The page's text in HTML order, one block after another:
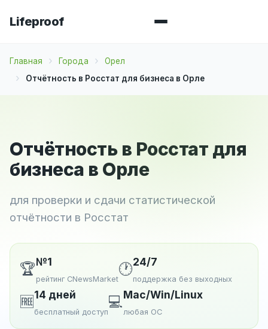
Lifeproof
Главная Города
Орел
Отчётность в Росстат для бизнеса в Орле
Отчётность в Росстат для
бизнеса в Орле
для проверки и сдачи статистической
отчётности в Росстат
🏆№1
рейтинг CNewsMarket
🕐24/7
поддержка без выходных
🆓14 дней
бесплатный доступ
💻Mac/Win/Linux
любая ОС